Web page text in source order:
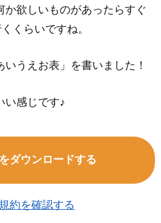
か欲しいものがあったらすぐ
くらいですね。
うえお表」を書いました！
い感じです♪
ダウンロードする
約を確認する